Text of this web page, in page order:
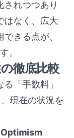
されつつあり
はなく、広大
きる点が、
。
徹底比較
「手数料」
現在の状況を
Optimism